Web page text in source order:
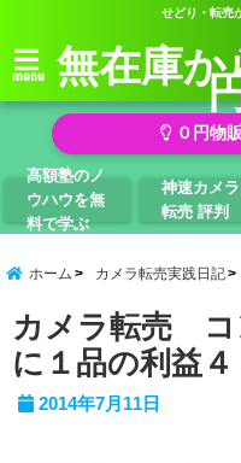
せどり・転売
menu 無在庫か
０円物
高額塾のノ
ウハウを無
料で学ぶ
神速カメラ
転売 評判
ホーム カメラ転売実践日記
カメラ転売 コ
に１品の利益４
2014年7月11日